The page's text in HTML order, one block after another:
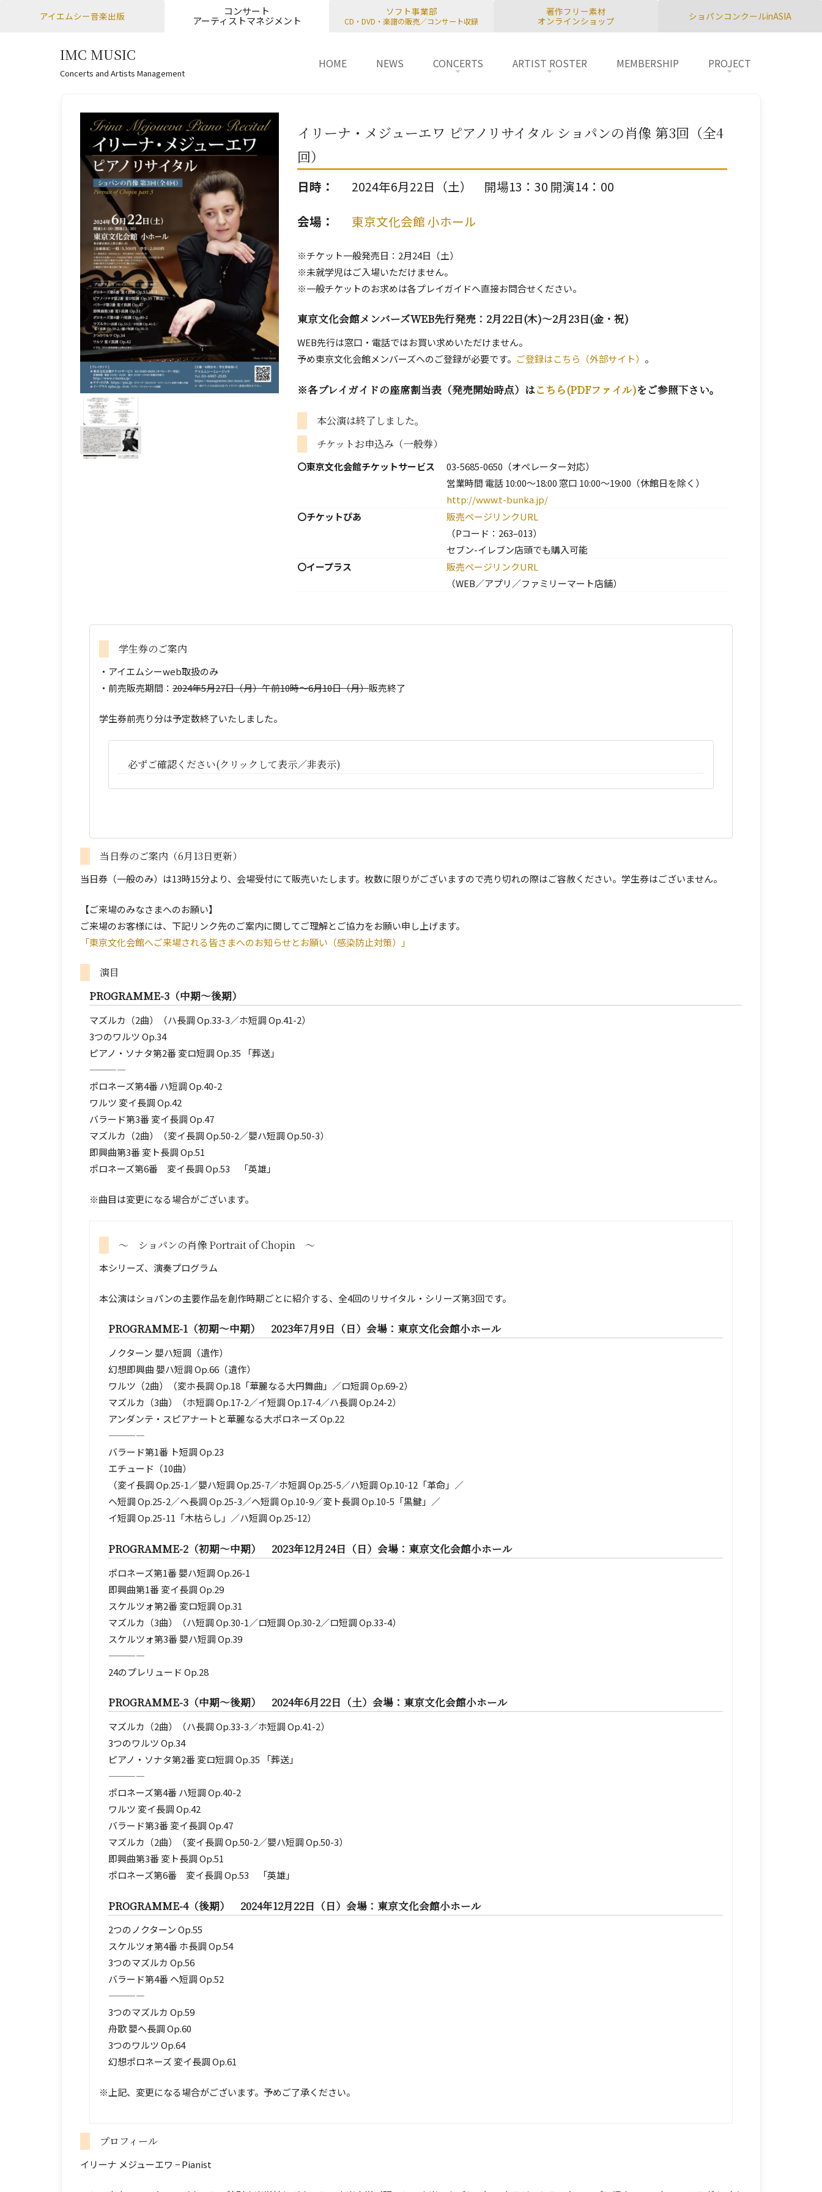
アイエムシー音楽出版 コンサート
アーティストマネジメント
ソフト事業部
CD・DVD・楽譜の販売／コンサート収録
著作フリー素材
オンラインショップ
ショパンコンクールinASIA
IMC MUSIC
Concerts and Artists Management
SKIP TO CONTENT
HOME NEWS CONCERTS ARTIST ROSTER MEMBERSHIP PROJECT
イリーナ・メジューエワ ピアノリサイタル ショパンの肖像 第3回（全4
回）
日時：
2024年6月22日（土） 開場13：30 開演14：00
会場：
東京文化会館 小ホール
※チケット一般発売日：2月24日（土）
※未就学児はご入場いただけません。
※一般チケットのお求めは各プレイガイドへ直接お問合せください。
東京文化会館メンバーズWEB先行発売：2月22日(木)～2月23日(金・祝)
WEB先行は窓口・電話ではお買い求めいただけません。
予め東京文化会館メンバーズへのご登録が必要です。 ご登録はこちら（外部サイト） 。
※各プレイガイドの座席割当表（発売開始時点）はこちら(PDFファイル)をご参照下さい。
本公演は終了しました。
チケットお申込み（一般券）
〇東京文化会館チケットサービス
03-5685-0650（オペレーター対応）
営業時間 電話 10:00～18:00 窓口 10:00～19:00（休館日を除く）
http://www.t-bunka.jp/
〇チケットぴあ
販売ページリンクURL
（Pコード：263–013）
セブン-イレブン店頭でも購入可能
〇イープラス
販売ページリンクURL
（WEB／アプリ／ファミリーマート店舗）
学生券のご案内
・アイエムシーweb取扱のみ
・前売販売期間： 2024年5月27日（月）午前10時～6月10日（月）販売終了
学生券前売り分は予定数終了いたしました。
必ずご確認ください(クリックして表示／非表示)
当日券のご案内（6月13日更新）
当日券（一般のみ）は13時15分より、会場受付にて販売いたします。枚数に限りがございますので売り切れの際はご容赦ください。学生券はございません。
【ご来場のみなさまへのお願い】
ご来場のお客様には、下記リンク先のご案内に関してご理解とご協力をお願い申し上げます。
「東京文化会館へご来場される皆さまへのお知らせとお願い（感染防止対策）」
演目
PROGRAMME-3（中期～後期）
マズルカ（2曲）（ハ長調 Op.33-3／ホ短調 Op.41-2）
3つのワルツ Op.34
ピアノ・ソナタ第2番 変ロ短調 Op.35 「葬送」
————
ポロネーズ第4番 ハ短調 Op.40-2
ワルツ 変イ長調 Op.42
バラード第3番 変イ長調 Op.47
マズルカ（2曲）（変イ長調 Op.50-2／嬰ハ短調 Op.50-3）
即興曲第3番 変ト長調 Op.51
ポロネーズ第6番 変イ長調 Op.53 「英雄」
※曲目は変更になる場合がございます。
～ ショパンの肖像 Portrait of Chopin ～
本シリーズ、演奏プログラム
本公演はショパンの主要作品を創作時期ごとに紹介する、全4回のリサイタル・シリーズ第3回です。
PROGRAMME-1（初期～中期） 2023年7月9日（日）会場：東京文化会館小ホール
ノクターン 嬰ハ短調（遺作）
幻想即興曲 嬰ハ短調 Op.66（遺作）
ワルツ（2曲）（変ホ長調 Op.18「華麗なる大円舞曲」／ロ短調 Op.69-2）
マズルカ（3曲）（ホ短調 Op.17-2／イ短調 Op.17-4／ハ長調 Op.24-2）
アンダンテ・スピアナートと華麗なる大ポロネーズ Op.22
————
バラード第1番 ト短調 Op.23
エチュード（10曲）
（変イ長調 Op.25-1／嬰ハ短調 Op.25-7／ホ短調 Op.25-5／ハ短調 Op.10-12「革命」／
ヘ短調 Op.25-2／ヘ長調 Op.25-3／ヘ短調 Op.10-9／変ト長調 Op.10-5「黒鍵」／
イ短調 Op.25-11「木枯らし」／ハ短調 Op.25-12）
PROGRAMME-2（初期～中期） 2023年12月24日（日）会場：東京文化会館小ホール
ポロネーズ第1番 嬰ハ短調 Op.26-1
即興曲第1番 変イ長調 Op.29
スケルツォ第2番 変ロ短調 Op.31
マズルカ（3曲）（ハ短調 Op.30-1／ロ短調 Op.30-2／ロ短調 Op.33-4）
スケルツォ第3番 嬰ハ短調 Op.39
————
24のプレリュード Op.28
PROGRAMME-3（中期～後期） 2024年6月22日（土）会場：東京文化会館小ホール
マズルカ（2曲）（ハ長調 Op.33-3／ホ短調 Op.41-2）
3つのワルツ Op.34
ピアノ・ソナタ第2番 変ロ短調 Op.35 「葬送」
————
ポロネーズ第4番 ハ短調 Op.40-2
ワルツ 変イ長調 Op.42
バラード第3番 変イ長調 Op.47
マズルカ（2曲）（変イ長調 Op.50-2／嬰ハ短調 Op.50-3）
即興曲第3番 変ト長調 Op.51
ポロネーズ第6番 変イ長調 Op.53 「英雄」
PROGRAMME-4（後期） 2024年12月22日（日）会場：東京文化会館小ホール
2つのノクターン Op.55
スケルツォ第4番 ホ長調 Op.54
3つのマズルカ Op.56
バラード第4番 ヘ短調 Op.52
————
3つのマズルカ Op.59
舟歌 嬰ヘ長調 Op.60
3つのワルツ Op.64
幻想ポロネーズ 変イ長調 Op.61
※上記、変更になる場合がございます。予めご了承ください。
プロフィール
イリーナ メジューエワ − Pianist